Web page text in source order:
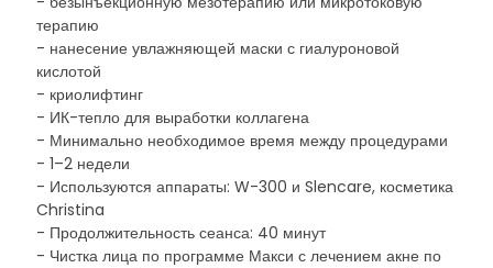
терапию
- нанесение увлажняющей маски с гиалуроновой
кислотой
- криолифтинг
- ИК-тепло для выработки коллагена
- Минимально необходимое время между процедурами
- 1–2 недели
- Используются аппараты: W-300 и Slencare, косметика
Christina
- Продолжительность сеанса: 40 минут
- Чистка лица по программе Макси с лечением акне по